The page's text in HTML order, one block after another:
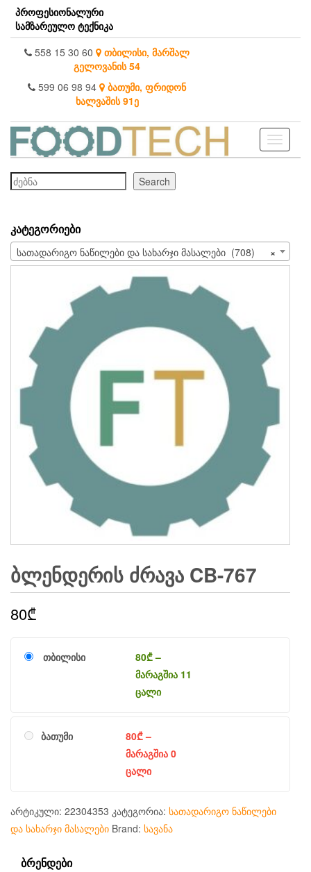
Skip
the
content
პროფესიონალური
სამზარეულო ტექნიკა
558 15 30 60 თბილისი, მარშალ
გელოვანის 54
599 06 98 94 ბათუმი, ფრიდონ
ხალვაშის 91ე
Toggle
ძებნა
Search
ᲙᲐᲢᲔᲒᲝᲠᲘᲔᲑᲘ
×
სათადარიგო ნაწილები და სახარჯი მასალები (708)
ᲑᲚᲔᲜᲓᲔᲠᲘᲡ ᲫᲠᲐᲕᲐ CB-767
80₾
თბილისი 80₾–
მარაგშია 11
ცალი
ბათუმი 80₾–
მარაგშია 0
ცალი
არტიკული: 22304353 კატეგორია: სათადარიგო ნაწილები
და სახარჯი მასალები Brand: სავანა
ᲑᲠᲔᲜᲓᲔᲑᲘ